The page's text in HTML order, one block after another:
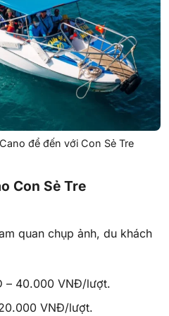
để đến với Con Sẻ Tre
Con Sẻ Tre
quan chụp ảnh, du khách
– 40.000 VNĐ/lượt.
VNĐ/lượt.